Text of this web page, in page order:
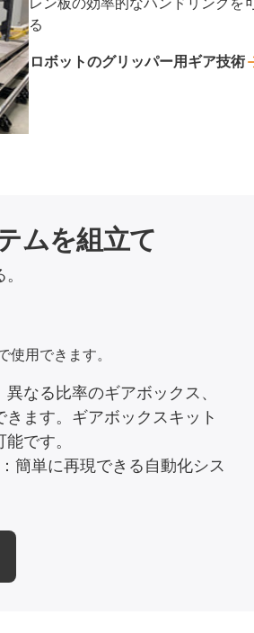
る
ロボットのグリッパー用ギア技術
ムを組立て
使用できます。
なる比率のギアボックス、
ます。ギアボックスキット
です。
簡単に再現できる自動化シス